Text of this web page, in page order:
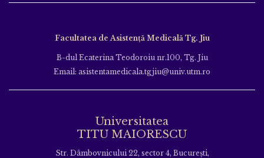
Facultatea de Asistență Medicală Tg. Jiu
B-dul Ecaterina Teodoroiu nr.100, Tg. Jiu
Email: asistentamedicala.tgjiu@univ.utm.ro
Universitatea
TITU MAIORESCU
Str. Dâmbovnicului 22, sector 4, București,